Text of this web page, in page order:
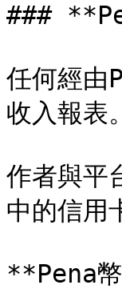
###
任何經由
收入報表。
作者與平
中的信用
**Pena